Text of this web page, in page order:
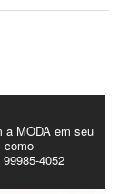
a MODA em seu
como
4052